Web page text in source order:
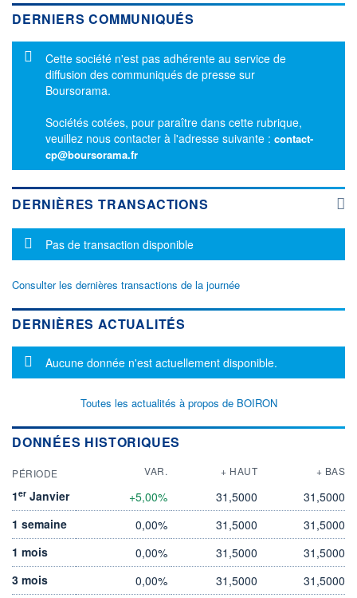
DERNIERS COMMUNIQUÉS
Message d'information
Cette société n'est pas adhérente au service de
diffusion des communiqués de presse sur
Boursorama.
Sociétés cotées, pour paraître dans cette rubrique,
veuillez nous contacter à l'adresse suivante : contact-
cp@boursorama.fr
DERNIÈRES TRANSACTIONS
Message d'information
Pas de transaction disponible
Consulter les dernières transactions de la journée
DERNIÈRES ACTUALITÉS
Message d'information
Aucune donnée n'est actuellement disponible.
Toutes les actualités à propos de BOIRON
DONNÉES HISTORIQUES
PÉRIODE VAR. + HAUT + BAS
1er Janvier +5,00% 31,5000
31,5000
1 semaine
0,00% 31,5000
31,5000
1 mois
0,00% 31,5000
31,5000
3 mois
0,00% 31,5000
31,5000